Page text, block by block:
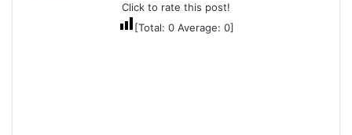
Click to rate this post!
[Total: 0Average: 0]